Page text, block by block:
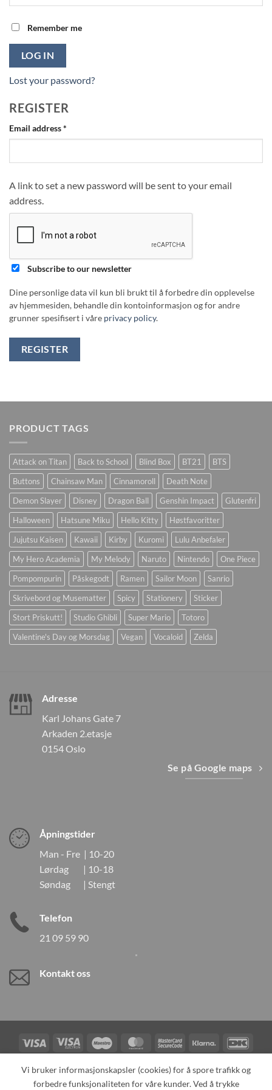
Remember me
LOG IN
Lost your password?
REGISTER
Email address*
A link to set a new password will be sent to your email
address.
Subscribe to our newsletter
Dine personlige data vil kun bli brukt til å forbedre din opplevelse
av hjemmesiden, behandle din kontoinformasjon og for andre
grunner spesifisert i våre privacy policy.
REGISTER
PRODUCT TAGS
Attack on Titan Back to School Blind Box BT21
BTS
Buttons
Chainsaw Man Cinnamoroll
Death Note
Demon Slayer
Disney Dragon Ball Genshin Impact
Glutenfri
Halloween
Hatsune Miku Hello Kitty
Høstfavoritter
Jujutsu Kaisen
Kawaii Kirby Kuromi
Lulu Anbefaler
My Hero Academia
My Melody Naruto Nintendo
One Piece
Pompompurin
Påskegodt Ramen Sailor Moon
Sanrio
Skrivebord og Musematter
Spicy Stationery
Sticker
Stort Priskutt!
Studio Ghibli Super Mario
Totoro
Valentine's Day og Morsdag
Vegan Vocaloid Zelda
Adresse
Karl Johans Gate 7
Arkaden 2.etasje
0154 Oslo
Se på Google maps
Åpningstider
Man - Fre | 10-20
Lørdag | 10-18
Søndag | Stengt
Telefon
21 09 59 90
Kontakt oss
Visa
Visa
Electron
Maestro MasterCardMasterCard
2
Klarna
Card
TILBAKEKALLINGER KONTAKT OSS OM OSS
Vi bruker informasjonskapsler (cookies) for å spore trafikk og
forbedre funksjonaliteten for våre kunder. Ved å trykke